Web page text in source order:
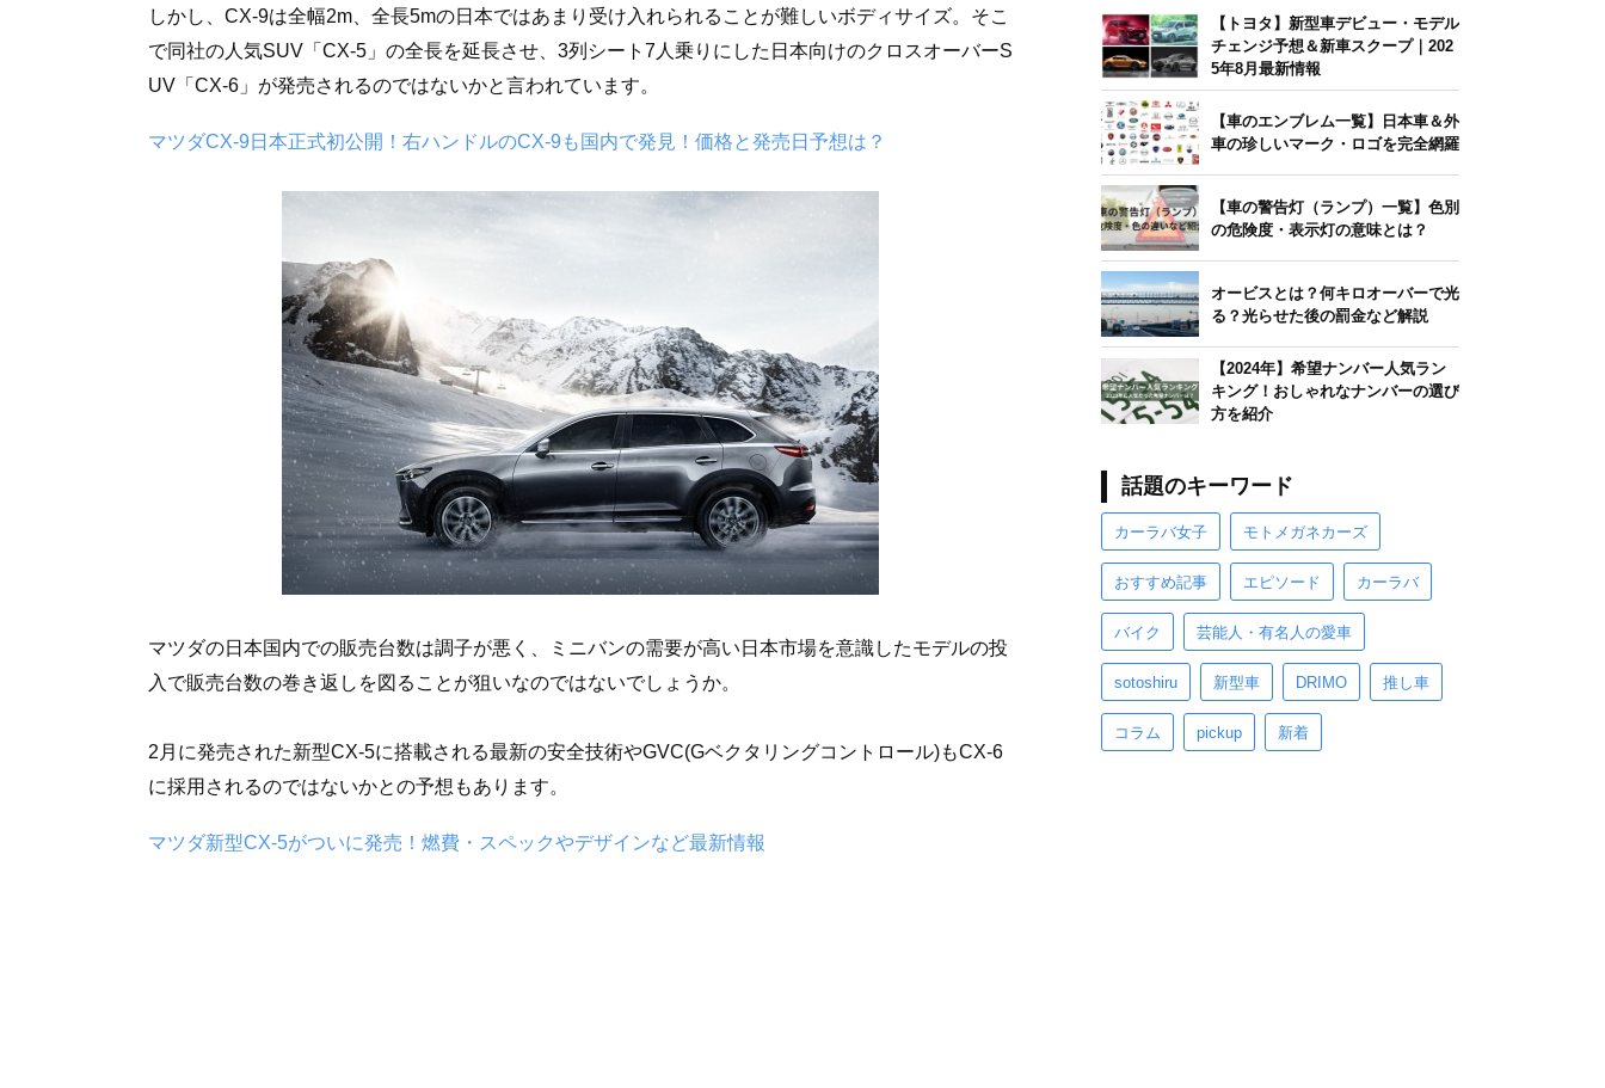
しかし、CX-9は全幅2m、全長5mの日本ではあまり受け入れられることが難しいボディサイズ。そこ
で同社の人気SUV「CX-5」の全長を延長させ、3列シート7人乗りにした日本向けのクロスオーバーS
UV「CX-6」が発売されるのではないかと言われています。
マツダCX-9日本正式初公開！右ハンドルのCX-9も国内で発見！価格と発売日予想は？
マツダの日本国内での販売台数は調子が悪く、ミニバンの需要が高い日本市場を意識したモデルの投
入で販売台数の巻き返しを図ることが狙いなのではないでしょうか。
2月に発売された新型CX-5に搭載される最新の安全技術やGVC(Gベクタリングコントロール)もCX-6
に採用されるのではないかとの予想もあります。
マツダ新型CX-5がついに発売！燃費・スペックやデザインなど最新情報
【トヨタ】新型車デビュー・モデル
チェンジ予想＆新車スクープ｜202
5年8月最新情報
【車のエンブレム一覧】日本車＆外
車の珍しいマーク・ロゴを完全網羅
【車の警告灯（ランプ）一覧】色別
の危険度・表示灯の意味とは？
オービスとは？何キロオーバーで光
る？光らせた後の罰金など解説
【2024年】希望ナンバー人気ラン
キング！おしゃれなナンバーの選び
方を紹介
話題のキーワード
カーラバ女子 モトメガネカーズ
おすすめ記事 エピソード カーラバ
バイク 芸能人・有名人の愛車
sotoshiru 新型車 DRIMO 推し車
コラム pickup 新着